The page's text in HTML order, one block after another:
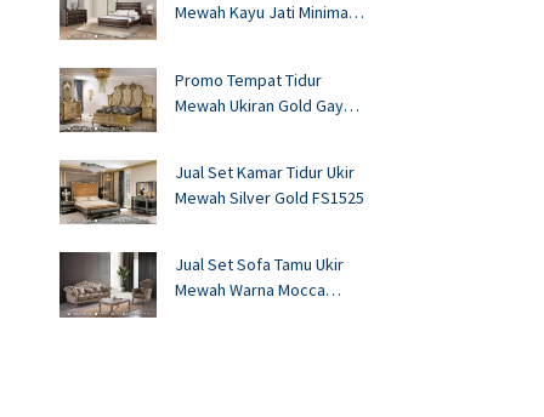
Mewah Kayu Jati Minimalis
Promo Tempat Tidur
Mewah Ukiran Gold Gaya
Jual Set Kamar Tidur Ukir
Mewah Silver Gold FS1525
Jual Set Sofa Tamu Ukir
Mewah Warna Mocca